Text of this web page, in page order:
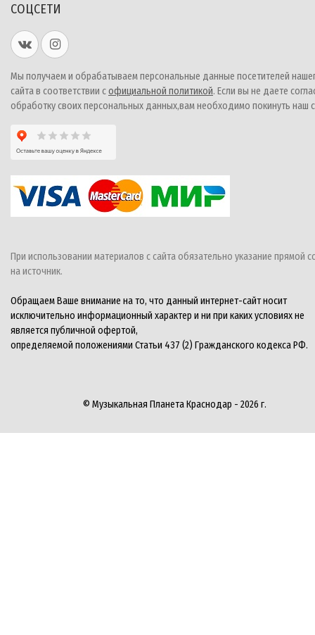
СОЦСЕТИ
Мы получаем и обрабатываем персональные данные посетителей
сайта в соответствии софициальной политикой. Если вы не даете
обработку своих персональных данных,вам необходимо покинуть наш
При использовании материалов с сайта обязательно указание прямой
на источник.
Обращаем Ваше внимание на то, что данный интернет-сайт носит
исключительно информационный характер и ни при каких условиях не
является публичной офертой,
определяемой положениями Статьи 437 (2) Гражданского кодекса РФ.
© Музыкальная Планета Краснодар - 2026 г.